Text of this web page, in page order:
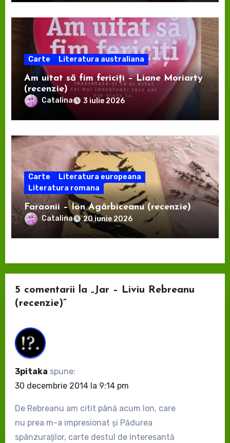
Carte Literatura australiana
Am uitat să fim fericiți – Liane Moriarty
(recenzie)
Catalina 3 iulie 2026
Carte
Literatura europeana
Literatura romana
Faraonii – Ion Agârbiceanu (recenzie)
Catalina 20 iunie 2026
5 comentarii la „Jar – Liviu Rebreanu
(recenzie)”
3pitaka spune:
30 decembrie 2014 la 9:14 pm
De Rebreanu am citit până acum Ion, care
nu prea m-a impresionat şi Pădurea
spânzuraţilor, carte destul de interesantă